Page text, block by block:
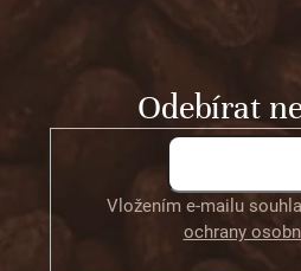
Odebírat
Vložením e-mailu
ochrany